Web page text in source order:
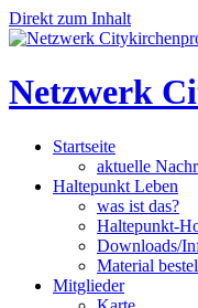
Direkt zum Inhalt
Netzwerk
Startseite
aktuelle
Haltepunkt Leben
was ist das?
Haltepunkt-
Downloads/
Material
Mitglieder